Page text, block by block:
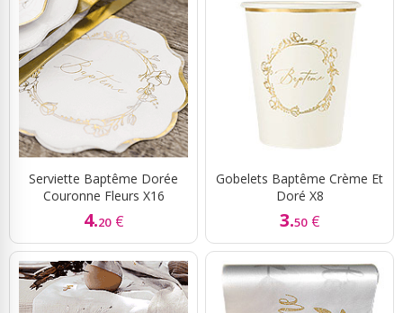
Serviette Baptême Dorée
Couronne Fleurs X16
4.20 €
Gobelets Baptême Crème Et
Doré X8
3.50 €